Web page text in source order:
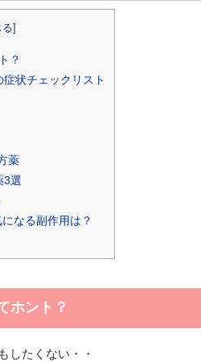
]
？
状チェックリスト
薬
3選
なる副作用は？
ホント？
したくない・・